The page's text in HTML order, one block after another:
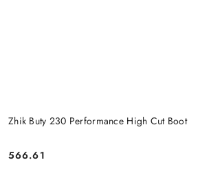
Zhik Buty 230 Performance High Cut Boot
Cena:
566.61